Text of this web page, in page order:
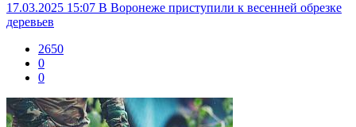
17.03.2025 15:07 В Воронеже приступили к весенней обрезке
деревьев
2650
0
0